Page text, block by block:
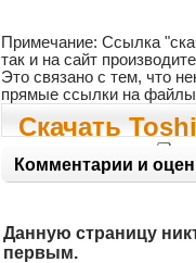
Примечание: Ссылка
так и на сайт
Это связано с тем, что
прямые ссылки на
Скачать
BIOS 8.40
Комментарии и
Данную страницу
первым.